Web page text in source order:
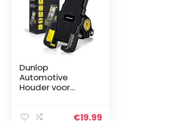
Dunlop
Automotive
Houder voor
motorfiets, veilige
€19.99